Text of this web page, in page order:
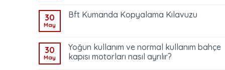
30
May
Bft Kumanda Kopyalama Kılavuzu
30
May
Yoğun kullanım ve normal kullanım bahçe
kapısı motorları nasıl ayrılır?